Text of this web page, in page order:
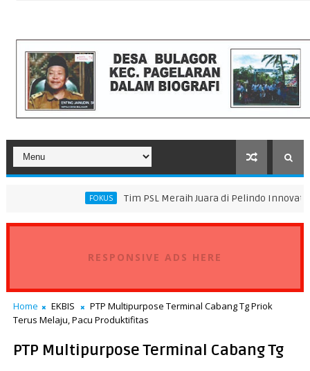
Tim PSL Meraih Juara di Pelindo Innovation Award 2026
RESPONSIVE ADS HERE
Home EKBIS
PTP Multipurpose Terminal Cabang Tg Priok
Terus Melaju, Pacu Produktifitas
PTP Multipurpose Terminal Cabang Tg